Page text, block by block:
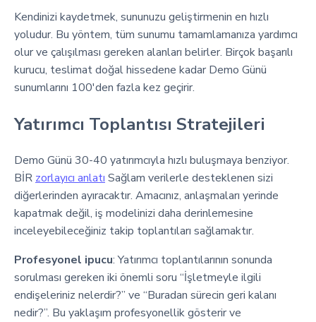
Kendinizi kaydetmek, sununuzu geliştirmenin en hızlı
yoludur. Bu yöntem, tüm sunumu tamamlamanıza yardımcı
olur ve çalışılması gereken alanları belirler. Birçok başarılı
kurucu, teslimat doğal hissedene kadar Demo Günü
sunumlarını 100'den fazla kez geçirir.
Yatırımcı Toplantısı Stratejileri
Demo Günü 30-40 yatırımcıyla hızlı buluşmaya benziyor.
BİR zorlayıcı anlatı Sağlam verilerle desteklenen sizi
diğerlerinden ayıracaktır. Amacınız, anlaşmaları yerinde
kapatmak değil, iş modelinizi daha derinlemesine
inceleyebileceğiniz takip toplantıları sağlamaktır.
Profesyonel ipucu: Yatırımcı toplantılarının sonunda
sorulması gereken iki önemli soru “İşletmeyle ilgili
endişeleriniz nelerdir?” ve “Buradan sürecin geri kalanı
nedir?”. Bu yaklaşım profesyonellik gösterir ve